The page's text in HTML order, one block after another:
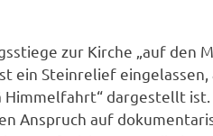
zur Kirche „auf den
ein Steinrelief eingelassen,
dargestellt ist.
Anspruch auf